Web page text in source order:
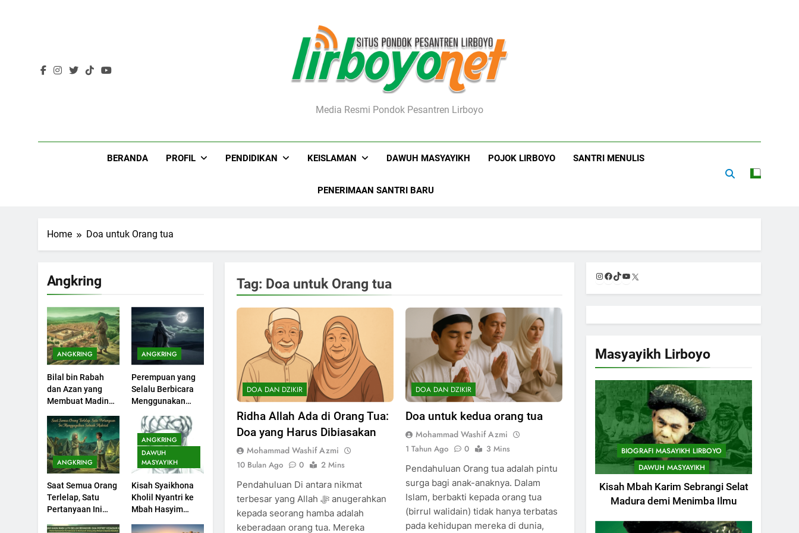
Lirboyo.netMedia Resmi Pondok Pesantren Lirboyo
BERANDA PROFIL PENDIDIKAN KEISLAMAN DAWUH MASYAYIKH POJOK LIRBOYO SANTRI MENULIS
PENERIMAAN SANTRI BARU
Home Doa untuk Orang tua
Angkring
ANGKRING
Bilal bin Rabah
dan Azan yang
Membuat Madinah
ANGKRING
Perempuan yang
Selalu Berbicara
Menggunakan
ANGKRING
Saat Semua Orang
Terlelap, Satu
Pertanyaan Ini
ANGKRING
DAWUH
MASYAYIKH
Kisah Syaikhona
Kholil Nyantri ke
Mbah Hasyim
199
Khutbah jumat:
Sejarah Seebagai
Pembangkit Jiwa
KHUTBAH
201
Khutbah Jumat :
Supaya Amal Bisa
202
Khutbah Jumat:
Bulan Muharram
Bulan Bersejarah
Khutbah Jumat:
Melihat Limpahan
Tag: Doa untuk Orang tua
DOA DAN DZIKIR
Ridha Allah Ada di Orang Tua:
Doa yang Harus Dibiasakan
Mohammad Washif Azmi
10 Bulan Ago 0
2 Mins
Pendahuluan Di antara nikmat
terbesar yang Allah ﷻ anugerahkan
kepada seorang hamba adalah
keberadaan orang tua. Mereka
DOA DAN DZIKIR
Doa untuk kedua orang tua
Mohammad Washif Azmi
1 Tahun Ago 0
3 Mins
Pendahuluan Orang tua adalah pintu
surga bagi anak-anaknya. Dalam
Islam, berbakti kepada orang tua
(birrul walidain) tidak hanya terbatas
pada kehidupan mereka di dunia,
Instagram
Facebook
TikTok
YouTube
Masyayikh Lirboyo
BIOGRAFI MASAYIKH LIRBOYO
DAWUH MASYAYIKH
Kisah Mbah Karim Sebrangi Selat
Madura demi Menimba Ilmu